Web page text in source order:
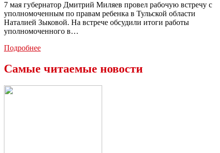
7 мая губернатор Дмитрий Миляев провел рабочую встречу с
уполномоченным по правам ребенка в Тульской области
Наталией Зыковой. На встрече обсудили итоги работы
уполномоченного в…
ПодробнееПо
Миляева
Самые читаемые новости